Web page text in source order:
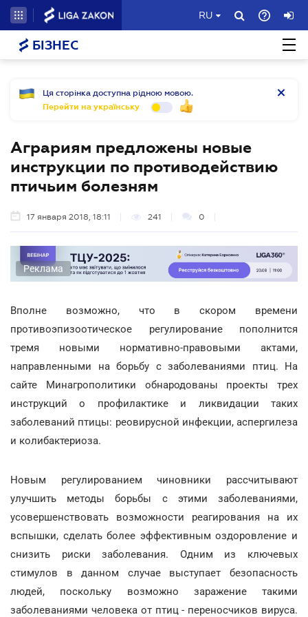
RU
БІЗНЕС
Ця сторінка доступна рідною мовою.
Перейти на українську
Аграриям предложены новые
инструкции по противодействию
птичьим болезням
17 января 2018, 18:11 241 0
Реклама
Вполне возможно, что в скором времени
противоэпизоотическое регулирование пополнится
тремя новыми нормативно-правовыми актами,
направленными на борьбу с заболеваниями птиц. На
сайте Минагрополитики обнародованы проекты трех
инструкций о профилактике и ликвидации таких
заболеваний птицы: реовирусной инфекции, аспергилеза
и колибактериоза.
Новым регулированием чиновники рассчитывают
улучшить методы борьбы с этими заболеваниями,
усовершенствовать возможности реагирования на их
вспышки, сделать более эффективным оздоровление и
снизить риски заболевания. Одним из ключевых
стимулов в данном случае выступает безопасность
людей, поскольку возможно заражение такими
заболеваниями человека от птиц - переносчиков вируса.